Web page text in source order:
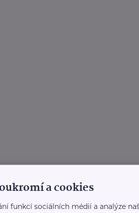
a cookies
funkcí sociálních médií a analýze